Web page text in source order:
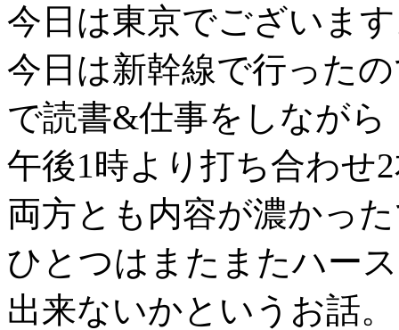
今日は東京でございま
今日は新幹線で行った
で読書&仕事をしながら
午後1時より打ち合わせ
両方とも内容が濃かっ
ひとつはまたまたハー
出来ないかというお話